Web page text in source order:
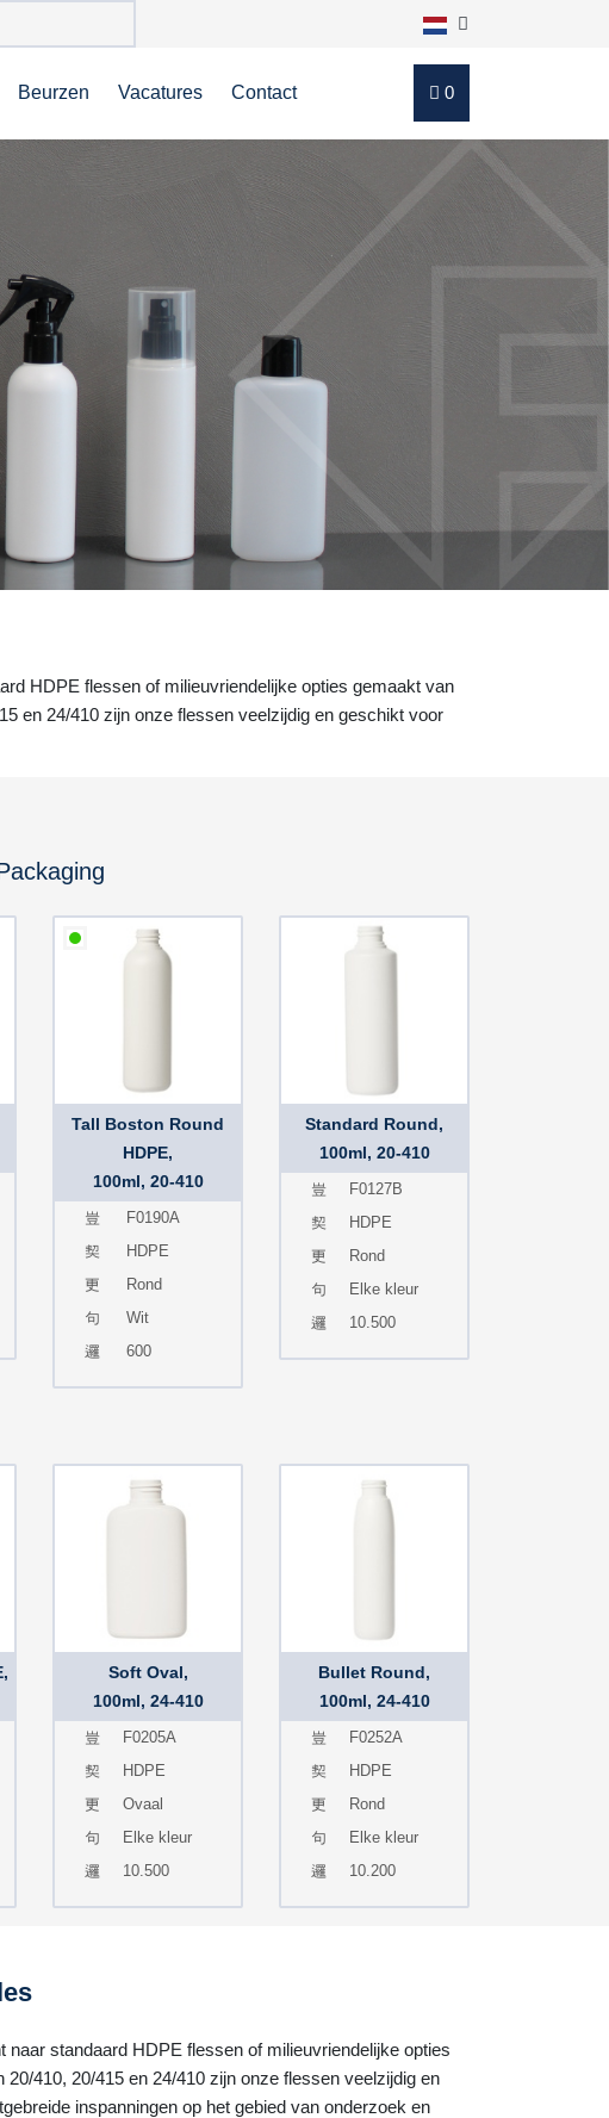
Beurzen Vacatures Contact 0
HDPE flessen of milieuvriendelijke opties gemaakt van
en 24/410 zijn onze flessen veelzijdig en geschikt voor
Tall Boston Round
HDPE,
100ml, 20-410
F0190A
HDPE
Rond
Wit
600
Standard Round,
100ml, 20-410
F0127B
HDPE
Rond
Elke kleur
10.500
Soft Oval,
100ml, 24-410
F0205A
HDPE
Ovaal
Elke kleur
10.500
Bullet Round,
100ml, 24-410
F0252A
HDPE
Rond
Elke kleur
10.200
standaard HDPE flessen of milieuvriendelijke opties
410, 20/415 en 24/410 zijn onze flessen veelzijdig en
inspanningen op het gebied van onderzoek en